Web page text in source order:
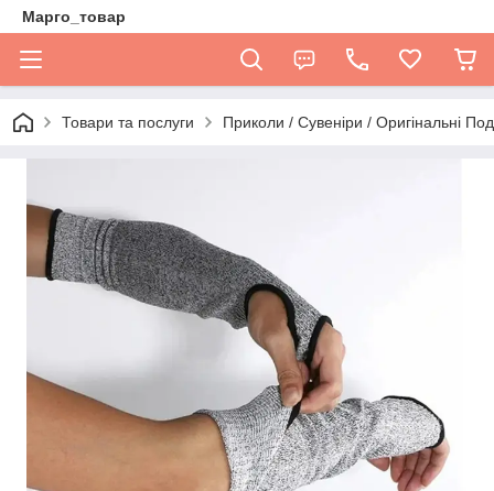
Марго_товар
Товари та послуги Приколи / Сувеніри / Оригінальні